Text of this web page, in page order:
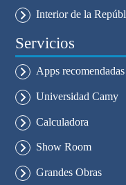
Interior de la
Servicios
Apps recomendadas
Universidad Camy
Calculadora
Show Room
Grandes Obras